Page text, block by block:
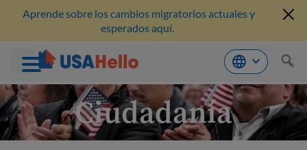
Saltar
al
contenido
Aprende sobre los cambios migratorios actuales y
esperados aquí.
Ciudadanía